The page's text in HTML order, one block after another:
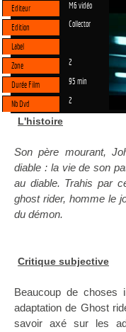
Editeur M6 vidéo
Edition Collector
Label
Zone
2
Durée Film 95 min
Nb Dvd 2
L'histoire
Son père mourant,
diable : la vie de son
au diable. Trahis par
ghost rider, homme le
du démon.
Critique subjective
Beaucoup de choses
adaptation de Ghost
savoir axé sur les